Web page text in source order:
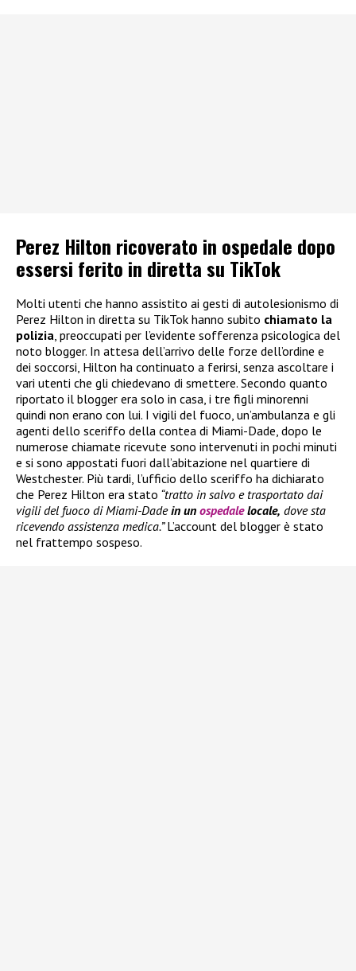
Perez Hilton ricoverato in ospedale dopo
essersi ferito in diretta su TikTok
Molti utenti che hanno assistito ai gesti di autolesionismo di
Perez Hilton in diretta su TikTok hanno subito chiamato la
polizia , preoccupati per l’evidente sofferenza psicologica del
noto blogger. In attesa dell’arrivo delle forze dell’ordine e
dei soccorsi, Hilton ha continuato a ferirsi, senza ascoltare i
vari utenti che gli chiedevano di smettere. Secondo quanto
riportato il blogger era solo in casa, i tre figli minorenni
quindi non erano con lui. I vigili del fuoco, un’ambulanza e gli
agenti dello sceriffo della contea di Miami-Dade, dopo le
numerose chiamate ricevute sono intervenuti in pochi minuti
e si sono appostati fuori dall’abitazione nel quartiere di
Westchester. Più tardi, l’ufficio dello sceriffo ha dichiarato
che Perez Hilton era stato “tratto in salvo e trasportato dai
vigili del fuoco di Miami-Dadein un ospedalelocale, dove sta
ricevendo assistenza medica.”L’account del blogger è stato
nel frattempo sospeso.